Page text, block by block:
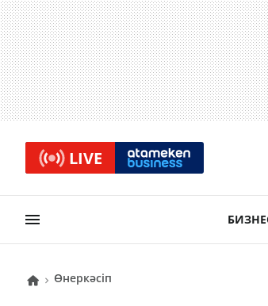
LIVE
өнеркәсіп